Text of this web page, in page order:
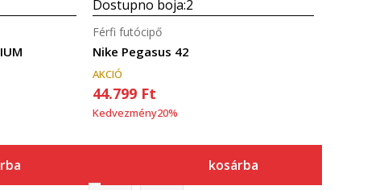
Dostupno boja:2
Nike Pegasus 42
Férfi futócipő
AKCIÓ
44.799 Ft
Kedvezmény20%
kosárba